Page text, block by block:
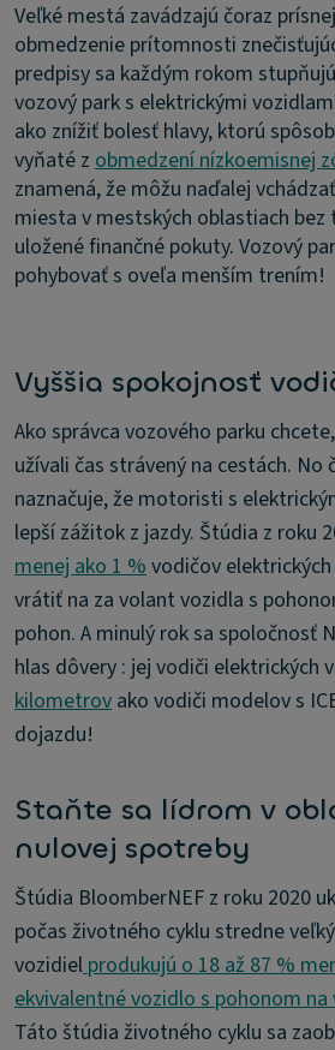
Veľké mestá zavádzajú čoraz
obmedzenie prítomnosti
predpisy sa každým rokom
vozový park s elektrickými
ako znížiť bolesť hlavy, ktorú
vyňaté z obmedzení nízkoemisnej
znamená, že môžu naďalej
miesta v mestských oblastiach bez
uložené finančné pokuty. Vozový
pohybovať s oveľa menším trením!
Vyššia spokojnosť
Ako správca vozového parku
užívali čas strávený na cestách. No
naznačuje, že motoristi s
lepší zážitok z jazdy. Štúdia z roku
menej ako 1 %vodičov
vrátiť na za volant vozidla s
pohon. A minulý rok sa spoločnosť
hlas dôvery : jej vodiči elektrických
kilometrov ako vodiči modelov s
dojazdu!
Staňte sa lídrom v
nulovej spotreby
Štúdia BloomberNEF z roku 2020
počas životného cyklu stredne
vozidielprodukujú o 18 až 87 %
ekvivalentné vozidlo s pohonom
Táto štúdia životného cyklu sa